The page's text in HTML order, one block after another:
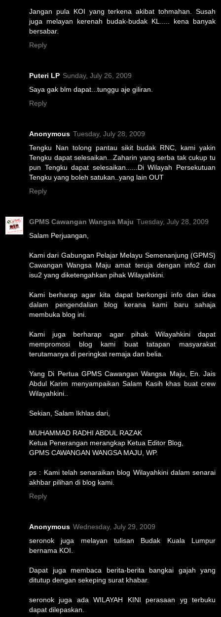
Jangan pula KOI yang terkena akibat tohmahan. Susah
juga melayan kerenah budak-budak KL..... kena banyak
bersabar.
Reply
Puteri LP Sunday, July 26, 2009
Saya gak blm dapat...tunggu aje giliran.
Reply
Anonymous Tuesday, July 28, 2009
Tengku Nan tolong pantau sikit budak RNC, kami yakin
Tengku dapat selesaikan...Zaharin yang serba tak cukup tu
pun Tengku dapat selesaikan......Di Wilayah Persekutuan
Tengku yang boleh satukan..yang lain OUT
Reply
GPMS Cawangan Wangsa Maju Tuesday, July 28, 2009
Salam Perjuangan,
Kami dari Gabungan Pelajar Melayu Semenanjung (GPMS)
Cawangan Wangsa Maju amat teruja dengan info2 dan
isu2 yang diketengahkan pihak Wilayahkini.
Kami berharap agar kita dapat berkongsi info dan idea
dalam pengendalian blog kerana kami baru sahaja
membuka blog ini.
Kami juga berharap agar pihak Wilayahkini dapat
mempromosi blog kami buat tatapan masyarakat
terutamanya di peringkat remaja dan belia.
Yang Di Pertua GPMS Cawangan Wangsa Maju, En. Jais
Abdul Karim menyampaikan Salam Kasih khas buat crew
Wilayahkini..
Sekian, Salam Ikhlas dari,
MUHAMMAD RADHI ABDUL RAZAK
Ketua Penerangan merangkap Ketua Editor Blog,
GPMS CAWANGAN WANGSA MAJU, WP.
ps : Kami telah senaraikan blog Wilayahkini dalam senarai
akhbar pilihan di blog kami.
Reply
Anonymous Wednesday, July 29, 2009
seronok juga melayan tulisan Budak Kuala Lumpur
bernama KOI.
Dapat juga membaca berita-berita bangkai gajah yang
ditutup dengan sekeping surat khabar.
seronok juga ada WILAYAH KINI perasaan yg terbuku
dapat dilepaskan.